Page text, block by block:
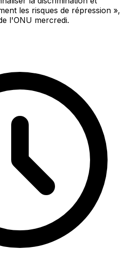
les risques de répression »,
l'ONU mercredi.